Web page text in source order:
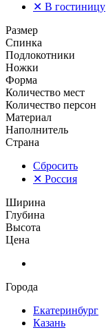
✕ В гостиницу
Размер
Спинка
Подлокотники
Ножки
Форма
Количество мест
Количество персон
Материал
Наполнитель
Страна
Сбросить
✕ Россия
Ширина
Глубина
Высота
Цена
Города
Екатеринбург
Казань